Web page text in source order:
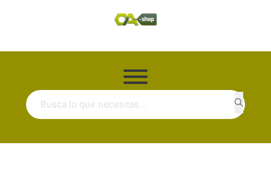
Buscar ...